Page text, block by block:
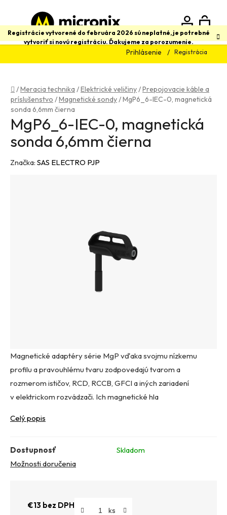
obsah
Registrácie vytvorené do februára 2026 sú neplatné, je potrebné
vytvoriť si novú registráciu. Ďakujeme za porozumenie.
Prihlásenie Registrácia
Hľadať
Domov
/Meracia technika /Elektrické veličiny/Prepojovacie káble a
príslušenstvo /Magnetické sondy/MgP6_6-IEC-0, magnetická
sonda 6,6mm čierna
Magnetické adaptéry série MgP vďaka svojmu nízkemu
profilu a pravouhlému tvaru zodpovedajú tvarom a
rozmerom ističov, RCD, RCCB, GFCI a iných zariadení
v elektrickom rozvádzači. Ich magnetické hla
Celý popis
Dostupnosť
Skladom
Možnosti doručenia
€13 bez DPH
MgP6_6-IEC-0, magnetická
sonda 6,6mm čierna
Značka: SAS ELECTRO PJP